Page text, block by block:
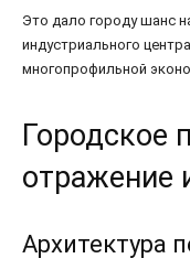
Это дало городу шанс
индустриального
многопрофильной
Городское
отражение
Архитектура